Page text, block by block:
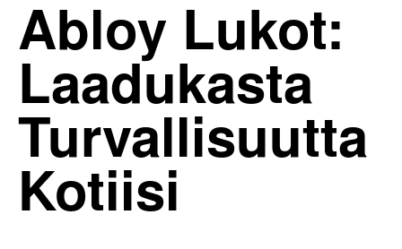
Abloy Lukot:
Laadukasta
Turvallisuutta
Kotiisi